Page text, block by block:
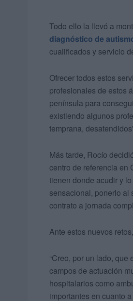
Todo ello la llevó a
diagnóstico de
cualificados y servicio
Ofrecer todos estos
profesionales de estos
península para
existiendo algunos
temprana,
Más tarde, Rocío
centro de referencia en
tienen donde acudir y
sensacional, ponerlo al
contrato a jornada
Ante estos nuevos
“Creo, por un lado,
campos de actuación
hospitalarios como
importantes en cuanto